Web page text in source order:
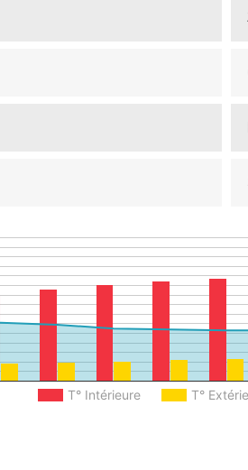
T° Intérieure T°